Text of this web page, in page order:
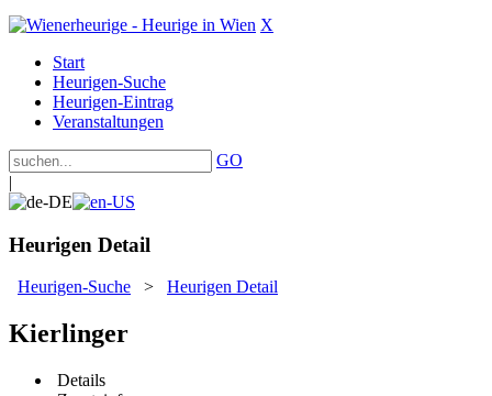
X
Start
Heurigen-Suche
Heurigen-Eintrag
Veranstaltungen
GO
|
Heurigen Detail
Heurigen-Suche > Heurigen Detail
Kierlinger
Details